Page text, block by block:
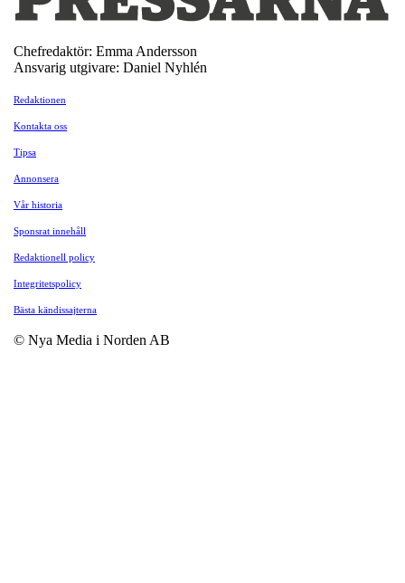
Chefredaktör: Emma Andersson
Ansvarig utgivare: Daniel Nyhlén
Redaktionen
Kontakta oss
Tipsa
Annonsera
Vår historia
Sponsrat innehåll
Redaktionell policy
Integritetspolicy
Bästa kändissajterna
© Nya Media i Norden AB